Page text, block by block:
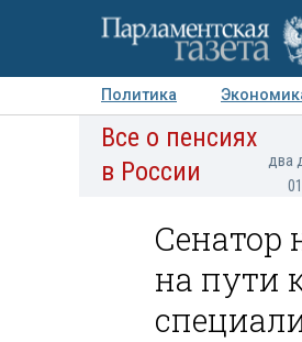
Политика
Авторы Персоны
Все о пенсиях
в России
два
Сенатор
на пути